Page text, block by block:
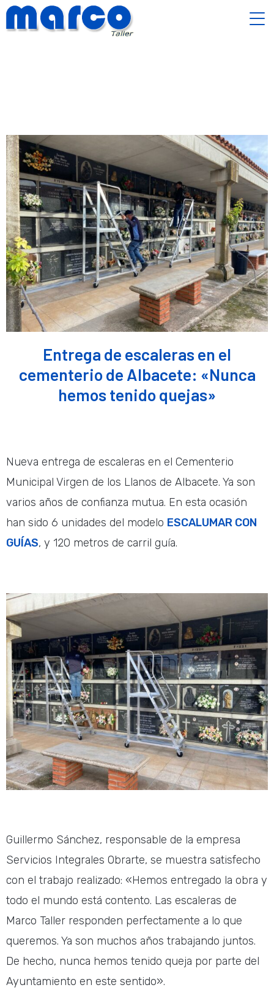
Entrega de escaleras en el
cementerio de Albacete: «Nunca
hemos tenido quejas»
Nueva entrega de escaleras en el Cementerio
Municipal Virgen de los Llanos de Albacete. Ya son
varios años de confianza mutua. En esta ocasión
han sido 6 unidades del modelo ESCALUMAR CON
GUÍAS, y 120 metros de carril guía.
Guillermo Sánchez, responsable de la empresa
Servicios Integrales Obrarte, se muestra satisfecho
con el trabajo realizado: «Hemos entregado la obra y
todo el mundo está contento. Las escaleras de
Marco Taller responden perfectamente a lo que
queremos. Ya son muchos años trabajando juntos.
De hecho, nunca hemos tenido queja por parte del
Ayuntamiento en este sentido».